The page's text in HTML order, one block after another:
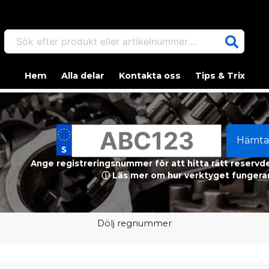
Sök efter produkt eller artikelnummer....
Hem Alla delar Kontakta oss Tips & Trix
Ange registreringsnummer för att hitta rätt
ⓘ Läs mer om hur verktyget
Dölj regnummer